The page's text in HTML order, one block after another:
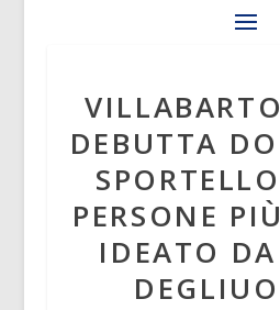
DEBUTTA
PERSONE
IDEATO